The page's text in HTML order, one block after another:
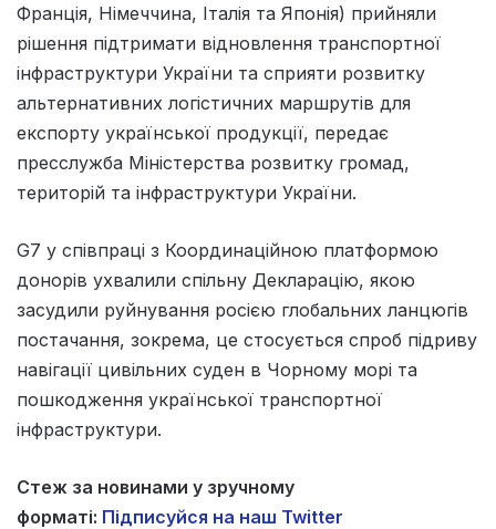
Франція, Німеччина, Італія та Японія) прийняли
рішення підтримати відновлення транспортної
інфраструктури України та сприяти розвитку
альтернативних логістичних маршрутів для
експорту української продукції, передає
пресслужба Міністерства розвитку громад,
територій та інфраструктури України.
G7 у співпраці з Координаційною платформою
донорів ухвалили спільну Декларацію, якою
засудили руйнування росією глобальних ланцюгів
постачання, зокрема, це стосується спроб підриву
навігації цивільних суден в Чорному морі та
пошкодження української транспортної
інфраструктури.
Стеж за новинами у зручному
форматі: Підписуйся на наш Twitter